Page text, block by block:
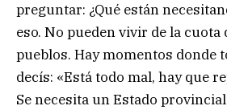
preguntar: ¿Qué están
eso. No pueden vivir de la cuota
pueblos. Hay momentos donde
decís: «Está todo mal, hay que
Se necesita un Estado